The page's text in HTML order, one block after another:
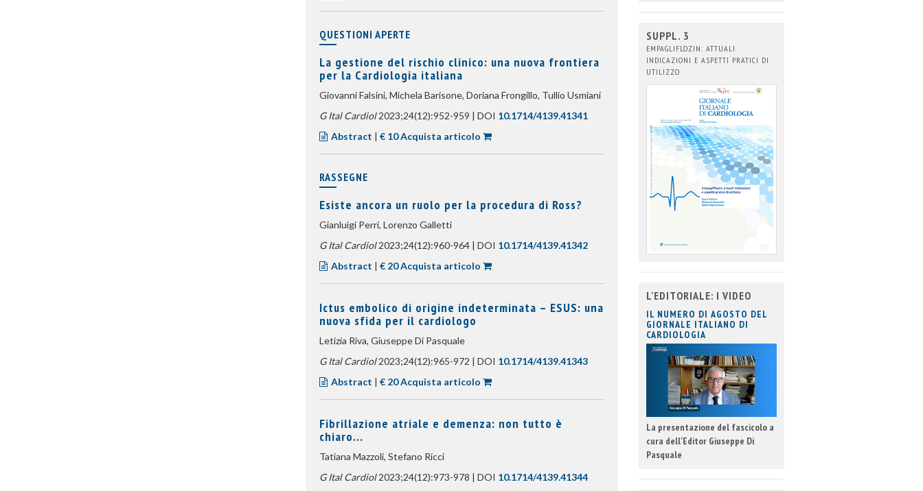
QUESTIONI APERTE
La gestione del rischio clinico: una nuova frontiera
per la Cardiologia italiana
Giovanni Falsini, Michela Barisone, Doriana Frongillo, Tullio Usmiani
G Ital Cardiol2023;24(12):952-959 | DOI 10.1714/4139.41341
Abstract | € 10 Acquista articolo
RASSEGNE
Esiste ancora un ruolo per la procedura di Ross?
Gianluigi Perri, Lorenzo Galletti
G Ital Cardiol2023;24(12):960-964 | DOI 10.1714/4139.41342
Abstract | € 20 Acquista articolo
Ictus embolico di origine indeterminata – ESUS: una
nuova sfida per il cardiologo
Letizia Riva, Giuseppe Di Pasquale
G Ital Cardiol2023;24(12):965-972 | DOI 10.1714/4139.41343
Abstract | € 20 Acquista articolo
Fibrillazione atriale e demenza: non tutto è
chiaro...
Tatiana Mazzoli, Stefano Ricci
G Ital Cardiol2023;24(12):973-978 | DOI 10.1714/4139.41344
SUPPL. 3
EMPAGLIFLOZIN: ATTUALI
INDICAZIONI E ASPETTI PRATICI DI
UTILIZZO
L'EDITORIALE: I VIDEO
IL NUMERO DI AGOSTO DEL
GIORNALE ITALIANO DI
CARDIOLOGIA
La presentazione del fascicolo a
cura dell'Editor Giuseppe Di
Pasquale